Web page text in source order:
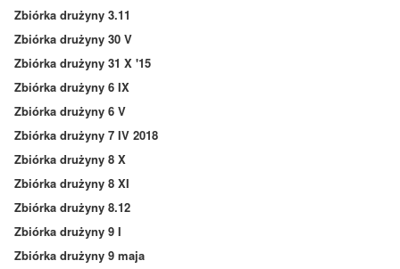
Zbiórka drużyny 3.11
Zbiórka drużyny 30 V
Zbiórka drużyny 31 X '15
Zbiórka drużyny 6 IX
Zbiórka drużyny 6 V
Zbiórka drużyny 7 IV 2018
Zbiórka drużyny 8 X
Zbiórka drużyny 8 XI
Zbiórka drużyny 8.12
Zbiórka drużyny 9 I
Zbiórka drużyny 9 maja